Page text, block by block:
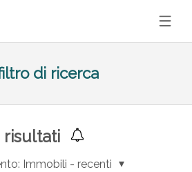
di ricerca
risultati
Immobili - recenti